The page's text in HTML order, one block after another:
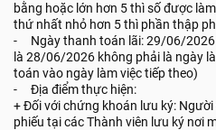
bằng hoặc lớn hơn 5 thì số được
thứ nhất nhỏ hơn 5 thì phần thập
- Ngày thanh toán lãi: 29/06/2026
là 28/06/2026 không phải là ngày
toán vào ngày làm việc tiếp theo)
- Địa điểm thực hiện:
+ Đối với chứng khoán lưu ký:
phiếu tại các Thành viên lưu ký nơi